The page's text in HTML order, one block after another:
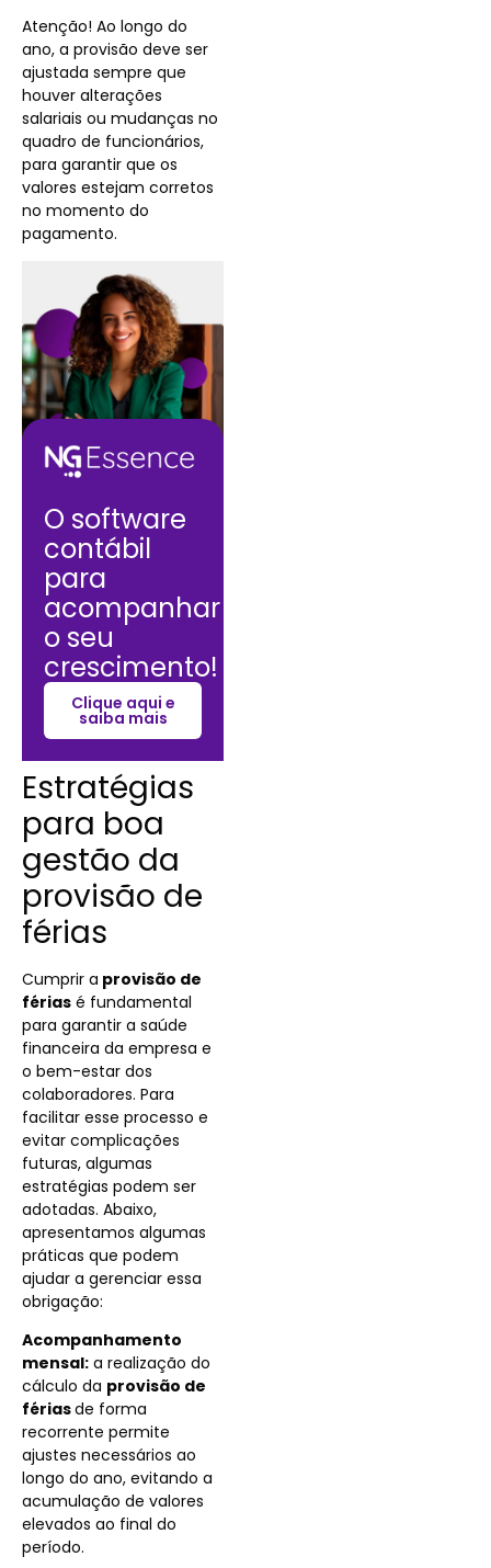
Atenção! Ao longo do
ano, a provisão deve ser
ajustada sempre que
houver alterações
salariais ou mudanças no
quadro de funcionários,
para garantir que os
valores estejam corretos
no momento do
pagamento.
O software
contábil
para
acompanhar
o seu
crescimento!
Clique aqui e
saiba mais
Estratégias
para boa
gestão da
provisão de
férias
Cumprir a provisão de
férias é fundamental
para garantir a saúde
financeira da empresa e
o bem-estar dos
colaboradores. Para
facilitar esse processo e
evitar complicações
futuras, algumas
estratégias podem ser
adotadas. Abaixo,
apresentamos algumas
práticas que podem
ajudar a gerenciar essa
obrigação:
Acompanhamento
mensal: a realização do
cálculo da provisão de
fériasde forma
recorrente permite
ajustes necessários ao
longo do ano, evitando a
acumulação de valores
elevados ao final do
período.